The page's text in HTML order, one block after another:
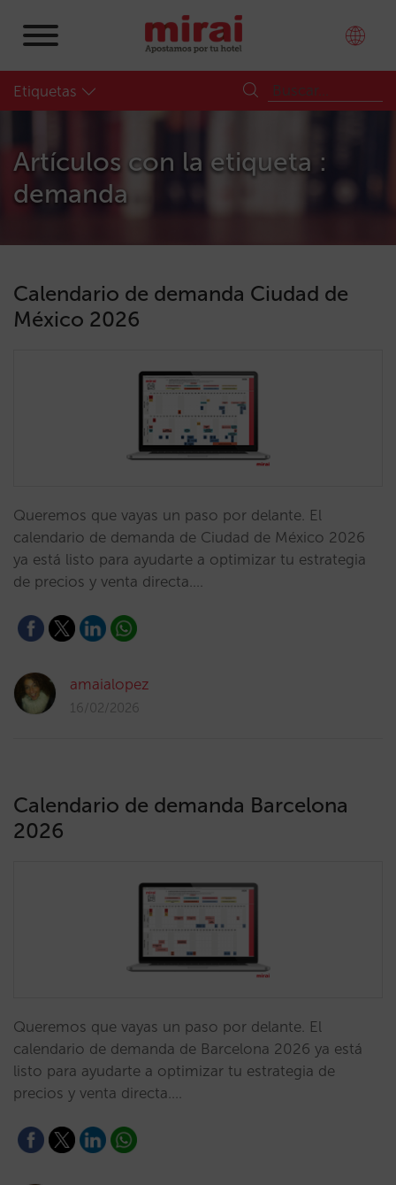
Etiquetas
Artículos con la etiqueta :
demanda
Calendario de demanda Ciudad de
México 2026
Queremos que vayas un paso por delante. El
calendario de demanda de Ciudad de México 2026
ya está listo para ayudarte a optimizar tu estrategia
de precios y venta directa.…
amaialopez
16/02/2026
Calendario de demanda Barcelona
2026
Queremos que vayas un paso por delante. El
calendario de demanda de Barcelona 2026 ya está
listo para ayudarte a optimizar tu estrategia de
precios y venta directa.…